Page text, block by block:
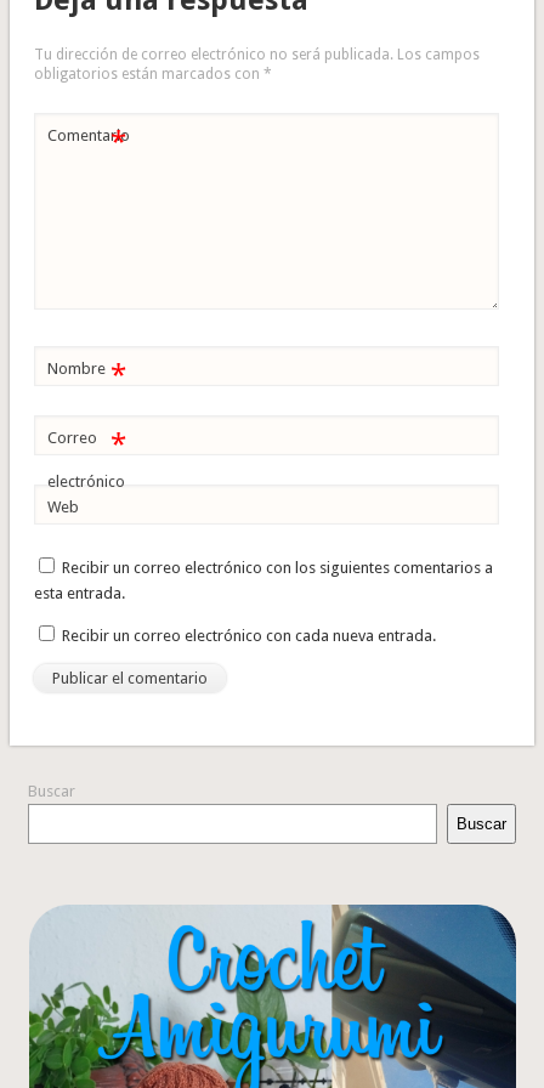
Tu dirección de correo electrónico no será publicada. Los campos
obligatorios están marcados con *
Comentario
*
Nombre *
Correo
electrónico
*
Web
Recibir un correo electrónico con los siguientes comentarios a
esta entrada.
Recibir un correo electrónico con cada nueva entrada.
Buscar
Buscar